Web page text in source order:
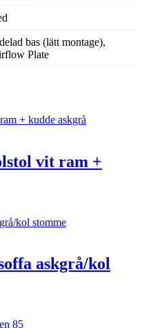
bas (lätt montage),
Plate
vit ram +
askgrå/kol